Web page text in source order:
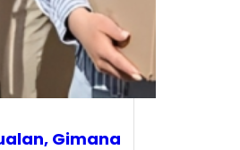
Gimana